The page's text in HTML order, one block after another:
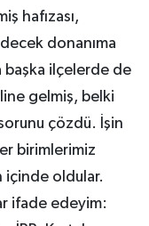
hafızası,
donanıma
başka ilçelerde de
gelmiş, belki
çözdü. İşin
birimlerimiz
içinde oldular.
ifade edeyim: